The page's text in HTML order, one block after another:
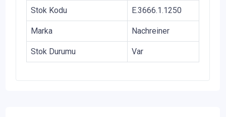
Stok Kodu E.3666.1.1250
Marka Nachreiner
Stok Durumu Var